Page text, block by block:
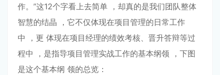
作。”这12个字看上去简单 ，却真的是我们团队整体
智慧的结晶 ，它不仅体现在项⽬管理的⽇常⼯作
中 ，更 体现在项⽬经理的绩效考核、晋升答辩等过
程中 ，是指导项⽬管理实战⼯作的基本纲领 ，下图
是这个基本纲 领的总览：